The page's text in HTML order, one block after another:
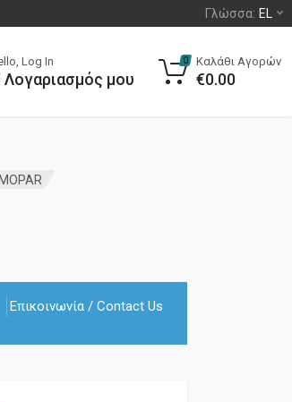
Γλώσσα: EL
Log In
Λογαριασμός μου
0 Καλάθι Αγορών
€0.00
Επικοινωνία / Contact Us